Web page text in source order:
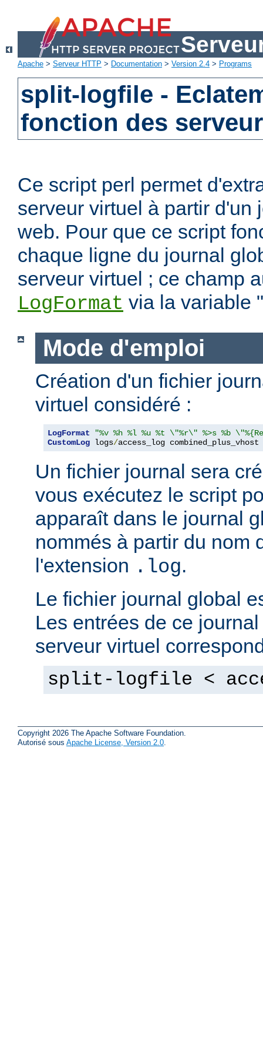
Apache > Serveur HTTP > Documentation > Version 2.4 > Programs
split-logfile -
fonction des
Ce script perl permet
serveur virtuel à partir d'un
web. Pour que ce script
chaque ligne du journal
serveur virtuel ; ce champ
LogFormat via la variable "
Mode d'emploi
Création d'un fichier
virtuel considéré :
LogFormat
"%v %h %l %u %t \"%r\" %>s %b
CustomLog logs/access_log combined_plus_vhost
Un fichier journal sera
vous exécutez le script
apparaît dans le journal
nommés à partir du nom
l'extension .log.
Le fichier journal global
Les entrées de ce
serveur virtuel
split-logfile <
Copyright 2026 The Apache Software Foundation.
Autorisé sous Apache License, Version 2.0.